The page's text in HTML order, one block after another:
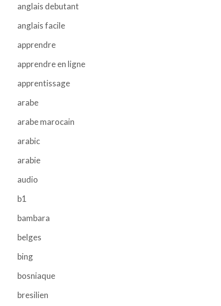
anglais debutant
anglais facile
apprendre
apprendre en ligne
apprentissage
arabe
arabe marocain
arabic
arabie
audio
b1
bambara
belges
bing
bosniaque
bresilien